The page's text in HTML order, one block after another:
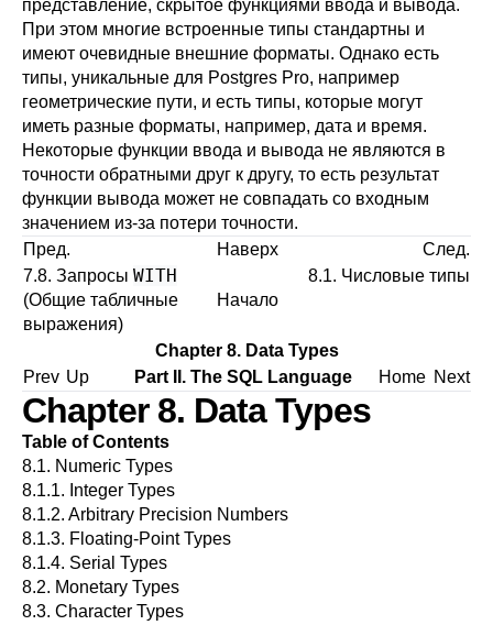
представление, скрытое функциями ввода и вывода.
При этом многие встроенные типы стандартны и
имеют очевидные внешние форматы. Однако есть
типы, уникальные для Postgres Pro, например
геометрические пути, и есть типы, которые могут
иметь разные форматы, например, дата и время.
Некоторые функции ввода и вывода не являются в
точности обратными друг к другу, то есть результат
функции вывода может не совпадать со входным
значением из-за потери точности.
Пред.
Наверх
След.
7.8. Запросы WITH
(Общие табличные
выражения)
Начало
8.1. Числовые типы
Chapter 8. Data Types
Prev Up Part II. The SQL Language Home Next
Chapter 8. Data Types
Table of Contents
8.1. Numeric Types
8.1.1. Integer Types
8.1.2. Arbitrary Precision Numbers
8.1.3. Floating-Point Types
8.1.4. Serial Types
8.2. Monetary Types
8.3. Character Types